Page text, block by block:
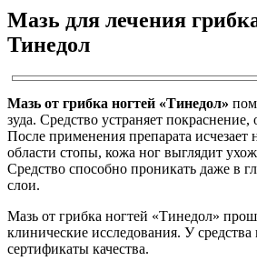
Мазь для лечения
Тинедол
Мазь от грибка ногтей «Тинедол»
зуда. Средство устраняет покраснение,
После применения препарата исчезает
области стопы, кожа ног выглядит
Средство способно проникать даже в
слои.
Мазь от грибка ногтей «Тинедол»
клинические исследования. У
сертификаты качества.